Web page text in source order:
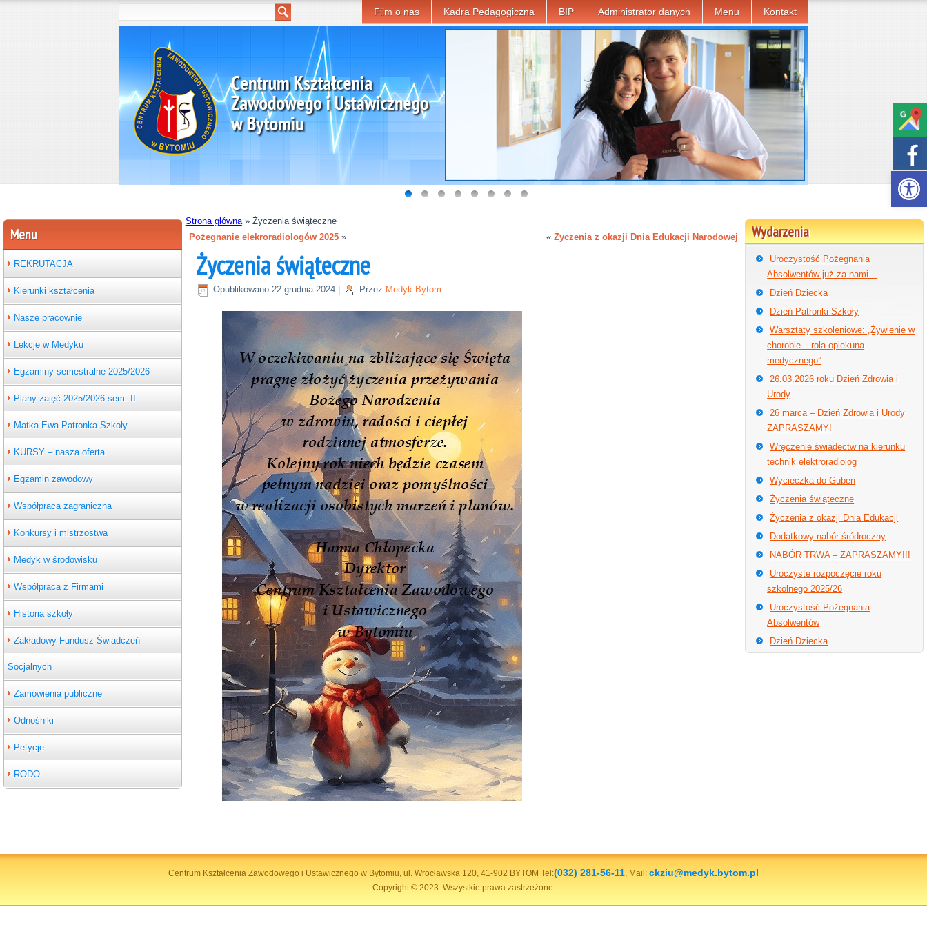
Otwórz
Film o nas Kadra Pedagogiczna BIP Administrator danych Menu Kontakt
Menu
REKRUTACJA
Kierunki kształcenia
Nasze pracownie
Lekcje w Medyku
Egzaminy semestralne 2025/2026
Plany zajęć 2025/2026 sem. II
Matka Ewa-Patronka Szkoły
KURSY – nasza oferta
Egzamin zawodowy
Współpraca zagraniczna
Konkursy i mistrzostwa
Medyk w środowisku
Współpraca z Firmami
Historia szkoły
Zakładowy Fundusz Świadczeń
Socjalnych
Zamówienia publiczne
Odnośniki
Petycje
RODO
Strona główna» Życzenia świąteczne
Pożegnanie elekroradiologów 2025» «Życzenia z okazji Dnia Edukacji Narodowej
Życzenia świąteczne
Opublikowano 22 grudnia 2024| Przez Medyk Bytom
Wydarzenia
Uroczystość Pożegnania
Absolwentów już za nami…
Dzień Dziecka
Dzień Patronki Szkoły
Warsztaty szkoleniowe: „Żywienie w
chorobie – rola opiekuna
medycznego”
26.03.2026 roku Dzień Zdrowia i
Urody
26 marca – Dzień Zdrowia i Urody
ZAPRASZAMY!
Wręczenie świadectw na kierunku
technik elektroradiolog
Wycieczka do Guben
Życzenia świąteczne
Życzenia z okazji Dnia Edukacji
Dodatkowy nabór śródroczny
NABÓR TRWA – ZAPRASZAMY!!!
Uroczyste rozpoczęcie roku
szkolnego 2025/26
Uroczystość Pożegnania
Absolwentów
Dzień Dziecka
Centrum Kształcenia Zawodowego i Ustawicznego w Bytomiu, ul. Wrocławska 120, 41-902 BYTOM Tel:(032) 281-56-11, Mail: ckziu@medyk.bytom.pl
Copyright © 2023. Wszystkie prawa zastrzeżone.